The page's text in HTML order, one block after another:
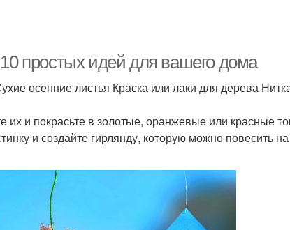
простых идей для вашего дома
осенние листья Краска или лаки для дерева
и покрасьте в золотые, оранжевые или красные
и создайте гирлянду, которую можно повесить